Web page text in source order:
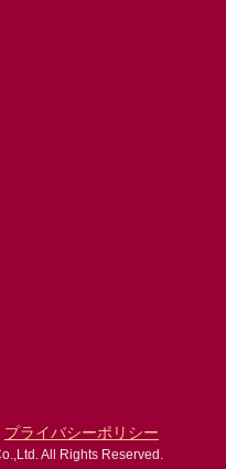
プライバシーポリシー
All Rights Reserved.